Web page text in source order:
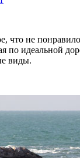
что не
по идеальной
виды.